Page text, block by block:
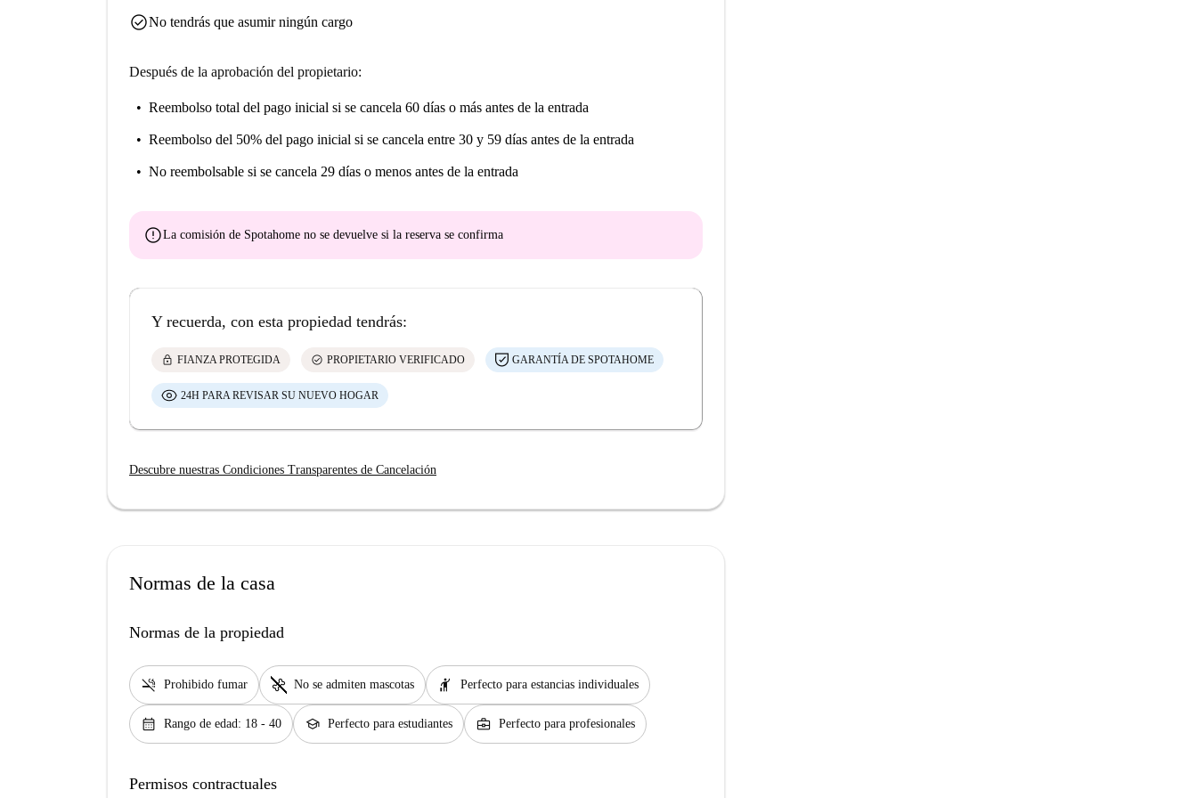
check_circleNo tendrás que asumir ningún cargo
Después de la aprobación del propietario:
Reembolso total del pago inicial si se cancela 60 días o más antes de la entrada
Reembolso del 50% del pago inicial si se cancela entre 30 y 59 días antes de la entrada
No reembolsable si se cancela 29 días o menos antes de la entrada
errorLa comisión de Spotahome no se devuelve si la reserva se confirma
Y recuerda, con esta propiedad tendrás:
lock FIANZA PROTEGIDA check_circle PROPIETARIO VERIFICADO GARANTÍA DE SPOTAHOME
24H PARA REVISAR SU NUEVO HOGAR
Descubre nuestras Condiciones Transparentes de Cancelación
Normas de la casa
Normas de la propiedad
smoke_free Prohibido fumar pet_supplies No se admiten mascotas hail Perfecto para estancias individuales
calendar_month Rango de edad: 18 - 40 school Perfecto para estudiantes business_center Perfecto para profesionales
Permisos contractuales